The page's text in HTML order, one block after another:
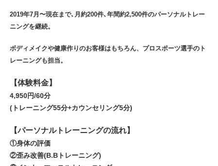
2019年7月〜現在まで､月約200件､年間約2,500件のパーソナルトレー
ニングを継続。
ボディメイクや健康作りのお客様はもちろん、プロスポーツ選手のト
レーニングも担当。
【体験料金】
4,950円/60分
(トレーニング55分+カウンセリング5分)
【パーソナルトレーニングの流れ】
①身体の評価
②歪み改善(B.Bトレーニング)